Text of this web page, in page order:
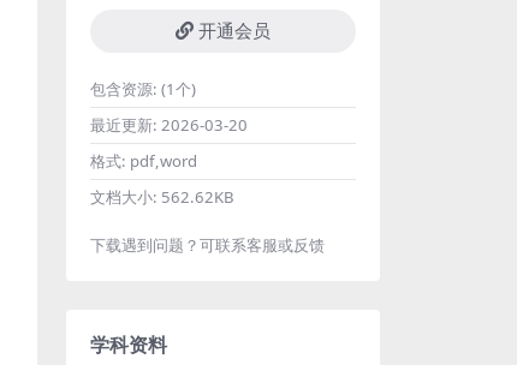
开通会员
包含资源: (1个)
最近更新: 2026-03-20
格式: pdf,word
文档大小: 562.62KB
下载遇到问题？可联系客服或反馈
学科资料